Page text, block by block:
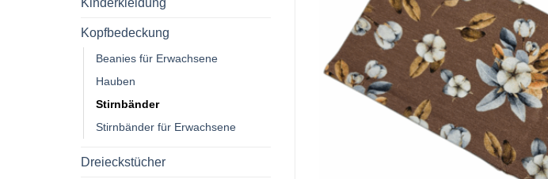
Kopfbedeckung
Beanies für Erwachsene
Hauben
Stirnbänder
Stirnbänder für Erwachsene
Dreieckstücher